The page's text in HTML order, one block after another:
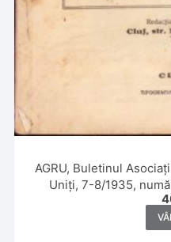
AGRU, Buletinul
Uniți, 7-8/1935,
Tipografia